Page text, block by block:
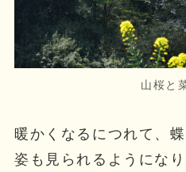
山桜と
暖かくなるにつれて、
姿も見られるようにな